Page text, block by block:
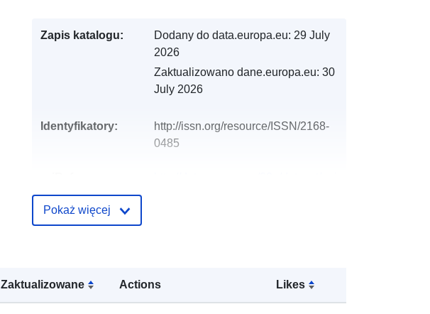
Zaktualizowane Actions Likes
Zapis katalogu: Dodany do data.europa.eu: 29 July
2026
Zaktualizowano dane.europa.eu: 30
July 2026
Identyfikatory:
http://issn.org/resource/ISSN/2168-
0485
Typ:
Pokaż więcej